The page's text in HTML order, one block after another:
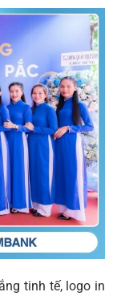
tinh tế, logo in